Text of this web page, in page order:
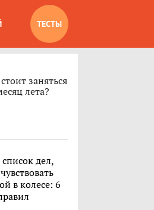
ТЕСТЫ
заняться
лета?
дел,
в колесе: 6